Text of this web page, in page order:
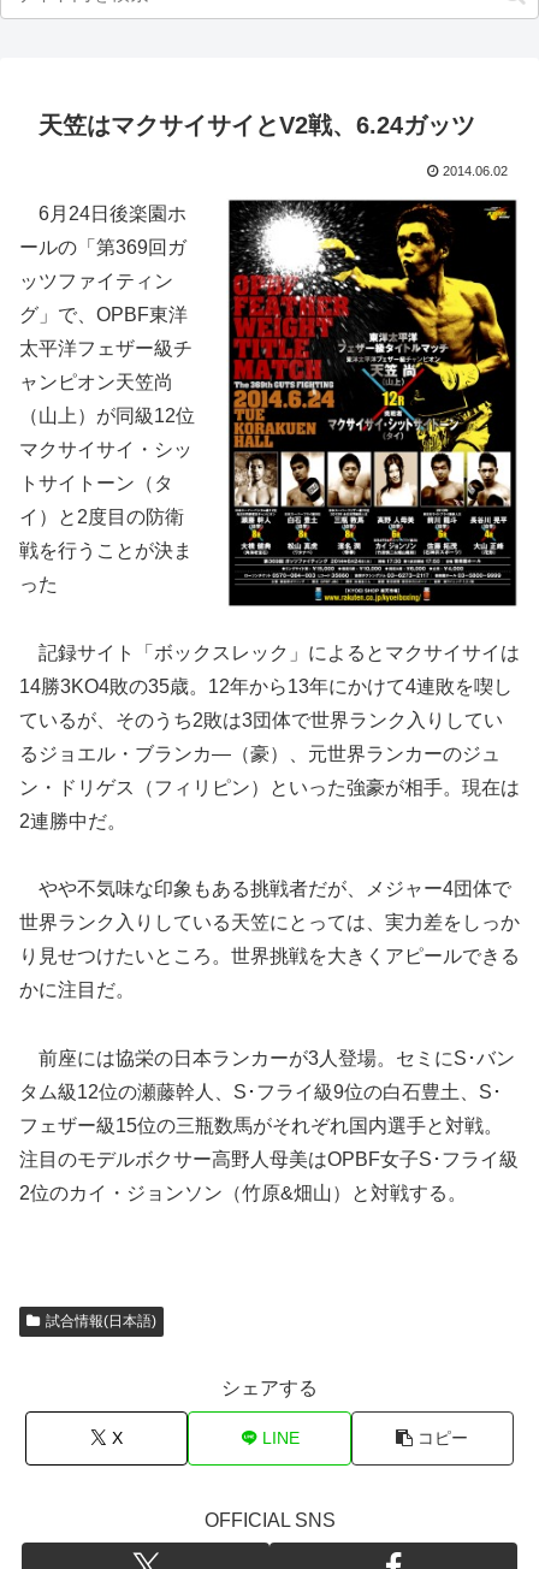
天笠はマクサイサイとV2戦、6.24ガッツ
2014.06.02
6月24日後楽園ホ
ールの「第369回ガ
ッツファイティン
グ」で、OPBF東洋
太平洋フェザー級チ
ャンピオン天笠尚
（山上）が同級12位
マクサイサイ・シッ
トサイトーン（タ
イ）と2度目の防衛
戦を行うことが決ま
った
記録サイト「ボックスレック」によるとマクサイサイは
14勝3KO4敗の35歳。12年から13年にかけて4連敗を喫し
ているが、そのうち2敗は3団体で世界ランク入りしてい
るジョエル・ブランカ―（豪）、元世界ランカーのジュ
ン・ドリゲス（フィリピン）といった強豪が相手。現在は
2連勝中だ。
やや不気味な印象もある挑戦者だが、メジャー4団体で
世界ランク入りしている天笠にとっては、実力差をしっか
り見せつけたいところ。世界挑戦を大きくアピールできる
かに注目だ。
前座には協栄の日本ランカーが3人登場。セミにS･バン
タム級12位の瀬藤幹人、S･フライ級9位の白石豊土、S･
フェザー級15位の三瓶数馬がそれぞれ国内選手と対戦。
注目のモデルボクサー高野人母美はOPBF女子S･フライ級
2位のカイ・ジョンソン（竹原&畑山）と対戦する。
試合情報(日本語)
シェアする
X LINE コピー
OFFICIAL SNS